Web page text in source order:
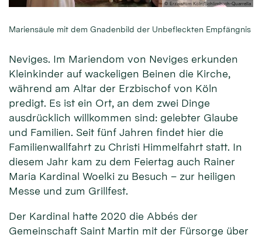
© Erzbistum Köln/Schlimbach-Quarrella
Mariensäule mit dem Gnadenbild der Unbefleckten Empfängnis
Neviges. Im Mariendom von Neviges erkunden
Kleinkinder auf wackeligen Beinen die Kirche,
während am Altar der Erzbischof von Köln
predigt. Es ist ein Ort, an dem zwei Dinge
ausdrücklich willkommen sind: gelebter Glaube
und Familien. Seit fünf Jahren findet hier die
Familienwallfahrt zu Christi Himmelfahrt statt. In
diesem Jahr kam zu dem Feiertag auch Rainer
Maria Kardinal Woelki zu Besuch – zur heiligen
Messe und zum Grillfest.
Der Kardinal hatte 2020 die Abbés der
Gemeinschaft Saint Martin mit der Fürsorge über